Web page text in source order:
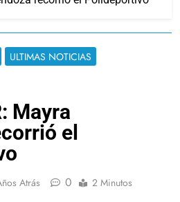
ULTIMAS NOTICIAS
Mayra
el
Atrás 0 2 Minutos